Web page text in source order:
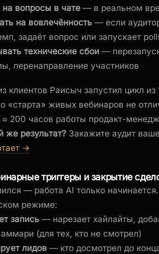
на вопросы в чате — в реальном
на вовлечённость — если
задаёт вопрос или запускает
технические сбои —
перенаправление участников
клиентов Раисыч запустил цикл
«старта» живых вебинаров не
200 часов работы продакт-
же результат? Закажите аудит
→
триггеры и закрытие
— работа AI только
режиме:
запись — нарезает хайлайты,
(для тех, кто не смотрел)
лидов — кто досмотрел до